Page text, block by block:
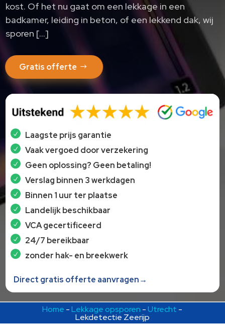
kost. Of het nu gaat om een lekkage in een
badkamer, leiding in beton, of een lekkend dak, wij
sporen […]
Gratis offerte
Laagste prijs garantie
Vaak vergoed door verzekering
Geen oplossing? Geen betaling!
Verslag binnen 3 werkdagen
Binnen 1 uur ter plaatse
Landelijk beschikbaar
VCA gecertificeerd
24/7 bereikbaar
zonder hak- en breekwerk
Direct gratis offerte aanvragen→
Home -Lekkage opsporen -Utrecht -
Lekdetectie Zeerijp